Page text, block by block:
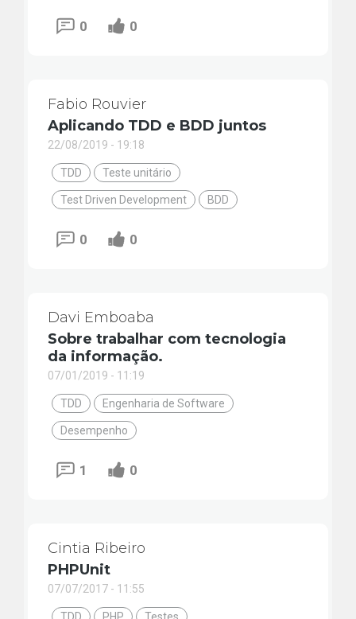
0 0
Fabio Rouvier
Aplicando TDD e BDD juntos
22/08/2019 - 19:18
TDD Teste unitário
Test Driven Development BDD
0 0
Davi Emboaba
Sobre trabalhar com tecnologia
da informação.
07/01/2019 - 11:19
TDD Engenharia de Software
Desempenho
1 0
Cintia Ribeiro
PHPUnit
07/07/2017 - 11:55